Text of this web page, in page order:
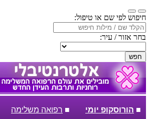
חיפוש לפי שם או טיפול:
בחר אזור / עיר:
חפש
■ הורוסקופ יומי ■ רפואה משלימה